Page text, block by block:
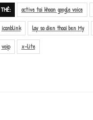
THẺ: active tai khoan google voice
icanblink lay so dien thoai ben My
voip x-lite